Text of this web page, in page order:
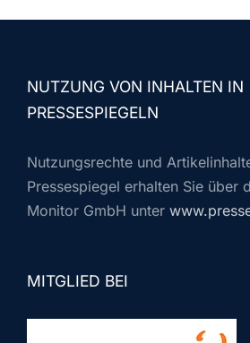
NUTZUNG VON INHALTEN IN
PRESSESPIEGELN
Nutzungsrechte und
Pressespiegel erhalten Sie über
Monitor GmbH unter
MITGLIED BEI